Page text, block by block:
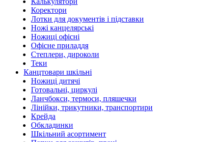
Коректори
Лотки для документів і підставки
Ножі канцелярські
Ножиці офісні
Офісне приладдя
Степлери, дироколи
Теки
Канцтовари шкільні
Ножиці дитячі
Готовальні, циркулі
Ланчбокси, термоси, пляшечки
Лінійки, трикутники, транспортири
Крейда
Обкладинки
Шкільний асортимент